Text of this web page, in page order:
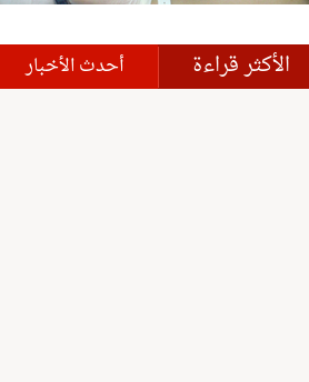
الأكثر قراءة أحدث الأخبار